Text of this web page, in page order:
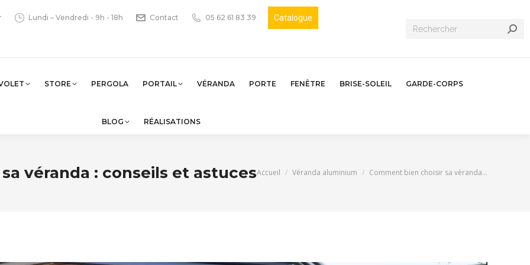
Lundi – Vendredi - 9h - 18h Contact 05 62 61 83 39 Catalogue
Recherche
STORE PERGOLA PORTAIL VÉRANDA PORTE FENÊTRE BRISE-SOLEIL GARDE-CORPS
BLOG RÉALISATIONS
véranda : conseils et astucesVous êtes ici :
Accueil Véranda aluminium Comment bien choisir sa véranda…